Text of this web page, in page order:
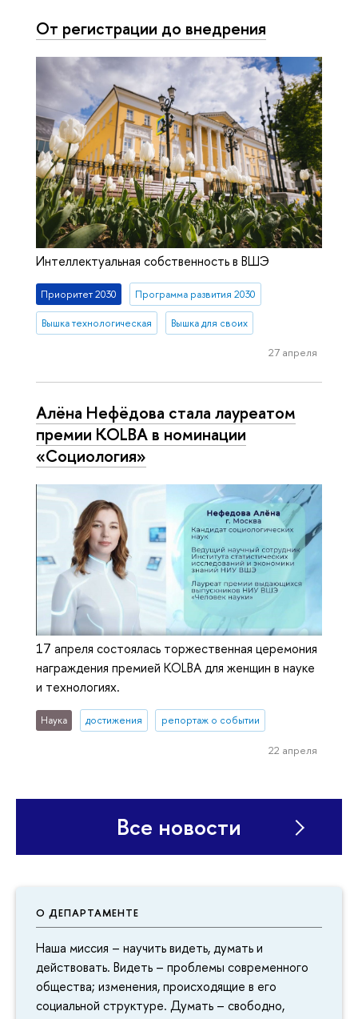
О ДЕПАРТАМЕНТЕ
Наша миссия – научить видеть, думать и
действовать. Видеть – проблемы современного
общества; изменения, происходящие в его
социальной структуре. Думать – свободно,
От регистрации до внедрения
Интеллектуальная собственность в ВШЭ
Приоритет 2030 Программа развития 2030
Вышка технологическая Вышка для своих
27 апреля
Алёна Нефёдова стала лауреатом
премии KOLBA в номинации
«Социология»
17 апреля состоялась торжественная церемония
награждения премией KOLBA для женщин в науке
и технологиях.
Наука достижения репортаж о событии
22 апреля
Все новости